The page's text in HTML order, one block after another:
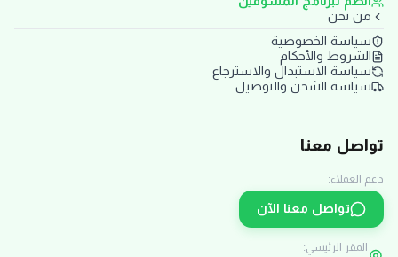
من نحن
سياسة الخصوصية
الشروط والأحكام
سياسة الاستبدال والاسترجاع
سياسة الشحن والتوصيل
تواصل معنا
دعم العملاء:
تواصل معنا الآن
المقر الرئيسي: